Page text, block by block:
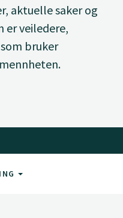
aktuelle saker og
er veiledere,
bruker